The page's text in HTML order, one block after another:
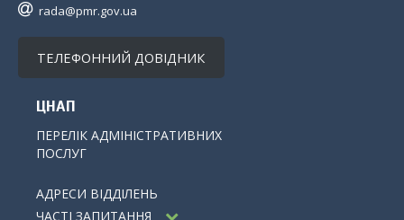
rada@pmr.gov.ua
ТЕЛЕФОННИЙ ДОВІДНИК
ЦНАП
ПЕРЕЛІК АДМІНІСТРАТИВНИХ
ПОСЛУГ
АДРЕСИ ВІДДІЛЕНЬ
ЧАСТІ ЗАПИТАННЯ